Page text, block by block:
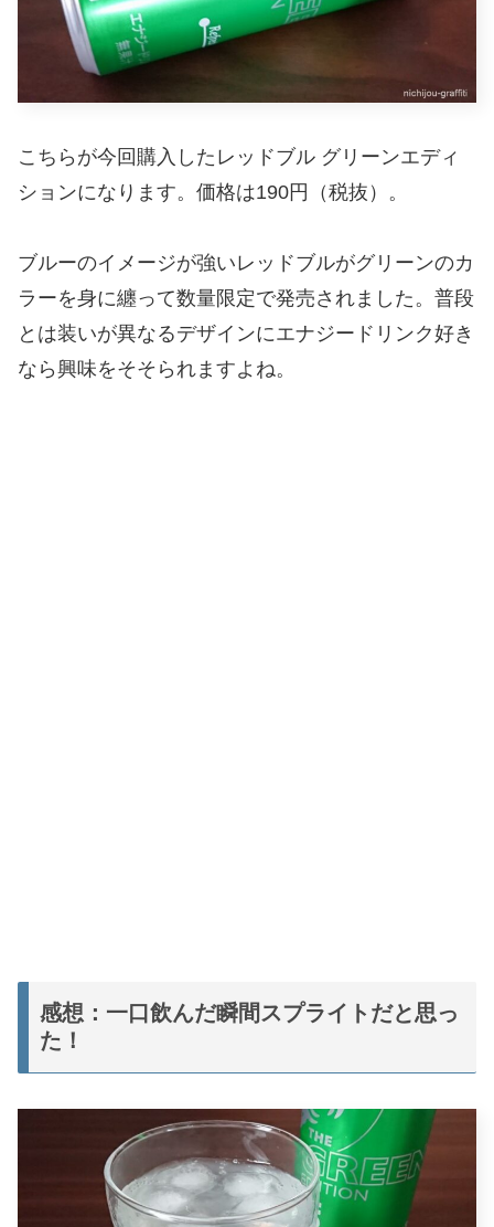
こちらが今回購入したレッドブル グリーンエディ
ションになります。価格は190円（税抜）。
ブルーのイメージが強いレッドブルがグリーンのカ
ラーを身に纏って数量限定で発売されました。普段
とは装いが異なるデザインにエナジードリンク好き
なら興味をそそられますよね。
感想：一口飲んだ瞬間スプライトだと思っ
た！